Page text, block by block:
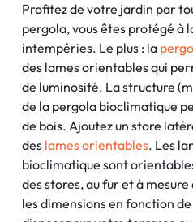
Profitez de votre jardin par
pergola, vous êtes protégé à
intempéries. Le plus : la
des lames orientables qui
de luminosité. La structure
de la pergola bioclimatique
de bois. Ajoutez un store
des lames orientables. Les
bioclimatique sont
des stores, au fur et à
les dimensions en fonction de